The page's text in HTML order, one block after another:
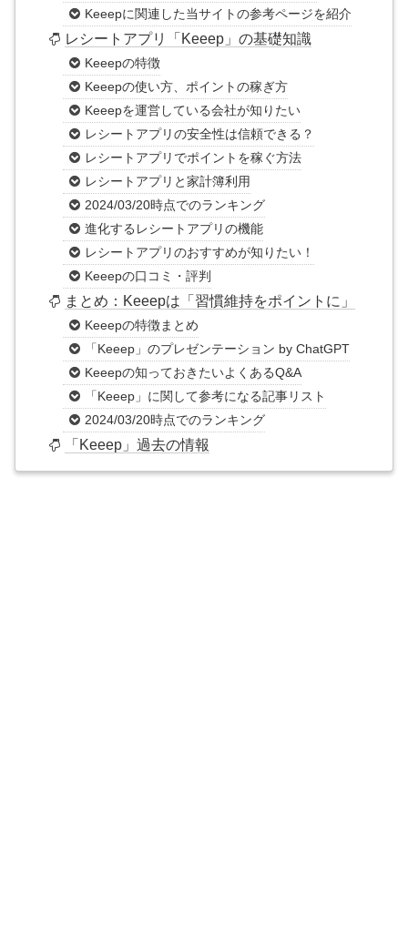
Keeepに関連した当サイトの参考ページを紹介
レシートアプリ「Keeep」の基礎知識
Keeepの特徴
Keeepの使い方、ポイントの稼ぎ方
Keeepを運営している会社が知りたい
レシートアプリの安全性は信頼できる？
レシートアプリでポイントを稼ぐ方法
レシートアプリと家計簿利用
2024/03/20時点でのランキング
進化するレシートアプリの機能
レシートアプリのおすすめが知りたい！
Keeepの口コミ・評判
まとめ：Keeepは「習慣維持をポイントに」
Keeepの特徴まとめ
「Keeep」のプレゼンテーション by ChatGPT
Keeepの知っておきたいよくあるQ&A
「Keeep」に関して参考になる記事リスト
2024/03/20時点でのランキング
「Keeep」過去の情報